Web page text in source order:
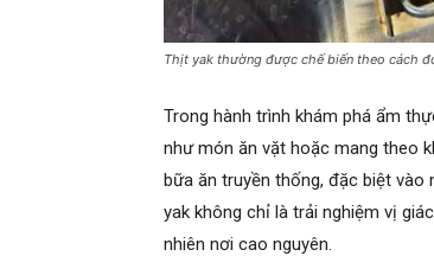
Thịt yak thường được chế biến theo cách
Trong hành trình khám phá ẩm
như món ăn vặt hoặc mang theo
bữa ăn truyền thống, đặc biệt
yak không chỉ là trải nghiệm vị
nhiên nơi cao nguyên.